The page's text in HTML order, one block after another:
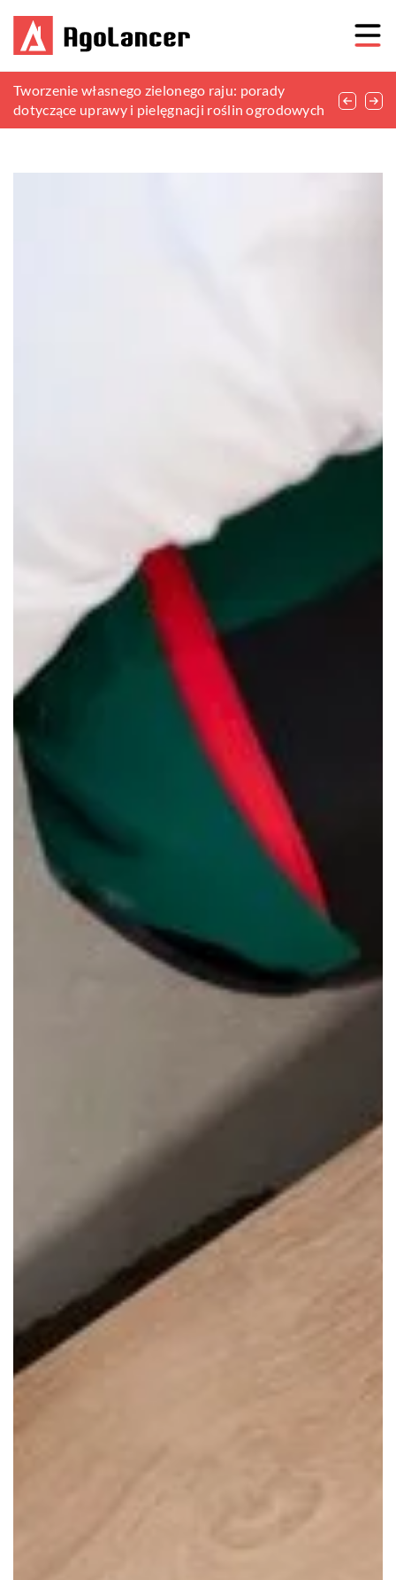
Jak zdecydować się na odpowiedni system
monitoringu do swojego domu?
Tworzenie własnego zielonego raju: porady
dotyczące uprawy i pielęgnacji roślin ogrodowych
Odkryj harmonię w łazience dzięki
odpowiedniemu doborowi roślin i dekoracji